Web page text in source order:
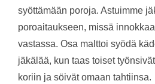
syöttämään poroja. Astuimme
poroaitaukseen, missä
vastassa. Osa malttoi syödä
jäkälää, kun taas toiset
koriin ja söivät omaan tahtiinsa.